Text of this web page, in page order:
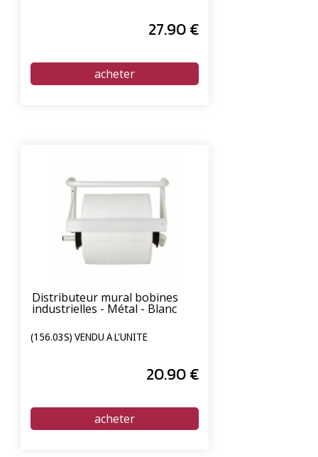
27.90€
Distributeur mural bobines
industrielles - Métal - Blanc
(156.03S) VENDU À L'UNITÉ
20.90€